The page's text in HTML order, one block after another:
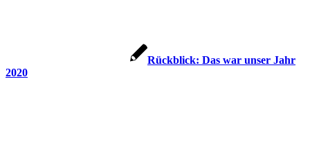
Rückblick: Das war unser Jahr
2020